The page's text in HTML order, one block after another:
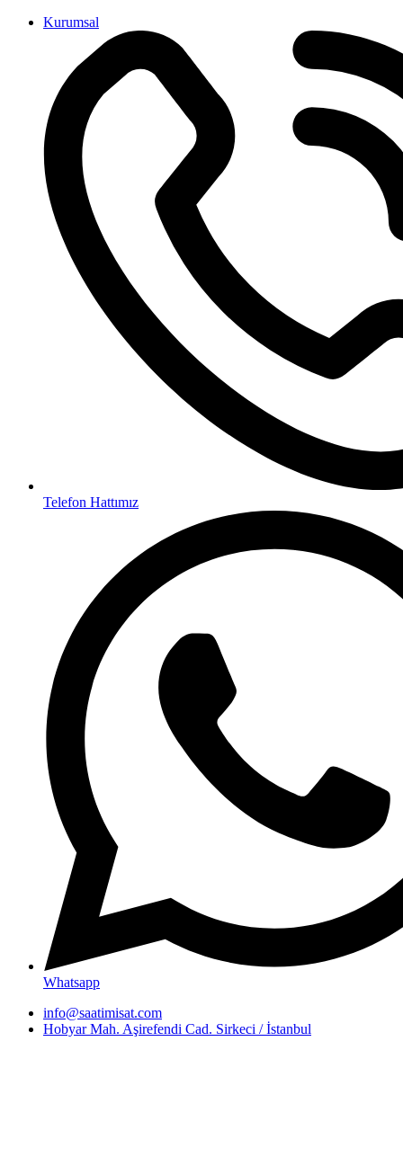
İçeriğeKurumsal
Telefon Hattımız
Whatsapp
info@saatimisat.com
Hobyar Mah. Aşirefendi Cad. Sirkeci / İstanbul